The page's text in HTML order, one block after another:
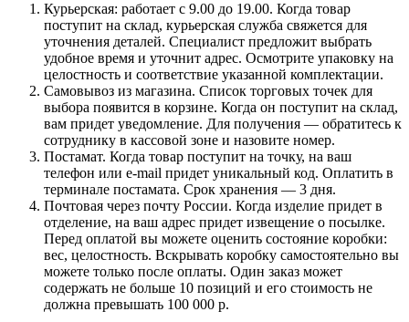
Курьерская: работает с 9.00 до 19.00. Когда товар
поступит на склад, курьерская служба свяжется для
уточнения деталей. Специалист предложит выбрать
удобное время и уточнит адрес. Осмотрите упаковку на
целостность и соответствие указанной комплектации.
Самовывоз из магазина. Список торговых точек для
выбора появится в корзине. Когда он поступит на склад,
вам придет уведомление. Для получения — обратитесь к
сотруднику в кассовой зоне и назовите номер.
Постамат. Когда товар поступит на точку, на ваш
телефон или e-mail придет уникальный код. Оплатить в
терминале постамата. Срок хранения — 3 дня.
Почтовая через почту России. Когда изделие придет в
отделение, на ваш адрес придет извещение о посылке.
Перед оплатой вы можете оценить состояние коробки:
вес, целостность. Вскрывать коробку самостоятельно вы
можете только после оплаты. Один заказ может
содержать не больше 10 позиций и его стоимость не
должна превышать 100 000 р.